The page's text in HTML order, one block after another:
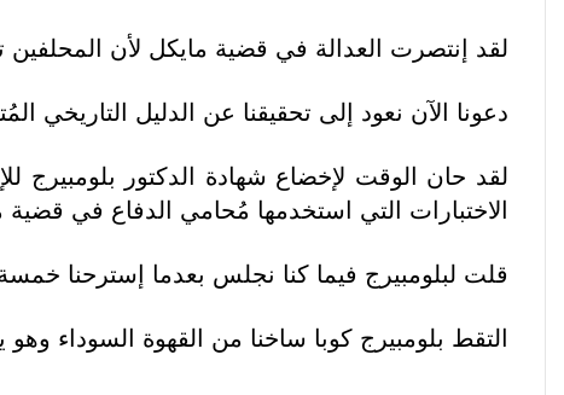
لقد إنتصرت العدالة في قضية مايكل لأن
دعونا الآن نعود إلى تحقيقنا عن الدليل التاريخي
لقد حان الوقت لإخضاع شهادة الدكتور
الاختبارات التي استخدمها مُحامي الدفاع في
قلت لبلومبيرج فيما كنا نجلس بعدما إسترحنا
التقط بلومبيرج كوبا ساخنا من القهوة السوداء